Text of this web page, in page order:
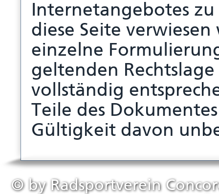
Internetangebotes
diese Seite
einzelne
geltenden
vollständig
Teile des
Gültigkeit davon
© by Radsportverein